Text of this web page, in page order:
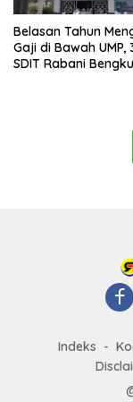
Belasan Tahun
Gaji di Bawah UMP,
SDIT Rabani
Indeks